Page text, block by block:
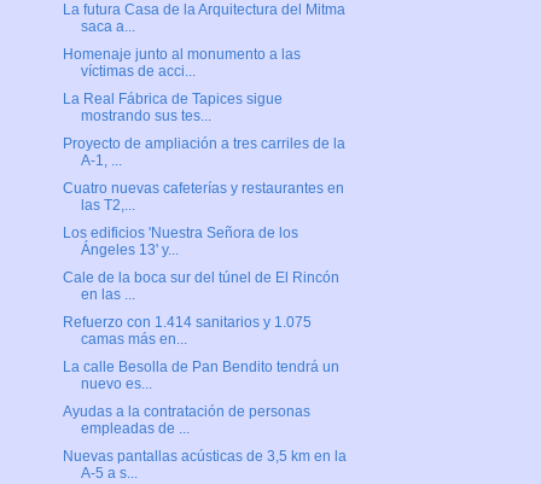
La futura Casa de la Arquitectura del Mitma
saca a...
Homenaje junto al monumento a las
víctimas de acci...
La Real Fábrica de Tapices sigue
mostrando sus tes...
Proyecto de ampliación a tres carriles de la
A-1, ...
Cuatro nuevas cafeterías y restaurantes en
las T2,...
Los edificios 'Nuestra Señora de los
Ángeles 13' y...
Cale de la boca sur del túnel de El Rincón
en las ...
Refuerzo con 1.414 sanitarios y 1.075
camas más en...
La calle Besolla de Pan Bendito tendrá un
nuevo es...
Ayudas a la contratación de personas
empleadas de ...
Nuevas pantallas acústicas de 3,5 km en la
A-5 a s...